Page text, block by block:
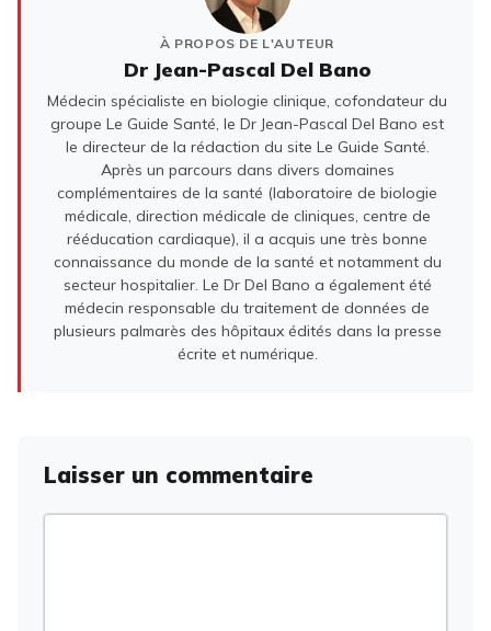
À PROPOS DE L'AUTEUR
Dr Jean-Pascal Del Bano
Médecin spécialiste en biologie clinique, cofondateur du
groupe Le Guide Santé, le Dr Jean-Pascal Del Bano est
le directeur de la rédaction du site Le Guide Santé.
Après un parcours dans divers domaines
complémentaires de la santé (laboratoire de biologie
médicale, direction médicale de cliniques, centre de
rééducation cardiaque), il a acquis une très bonne
connaissance du monde de la santé et notamment du
secteur hospitalier. Le Dr Del Bano a également été
médecin responsable du traitement de données de
plusieurs palmarès des hôpitaux édités dans la presse
écrite et numérique.
Laisser un commentaire